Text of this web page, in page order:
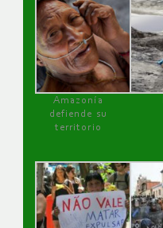
Amazonía
defiende su
territorio